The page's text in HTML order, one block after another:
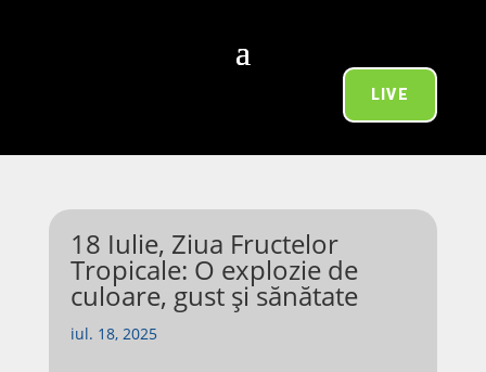
LIVE
18 Iulie, Ziua Fructelor
Tropicale: O explozie de
culoare, gust și sănătate
iul. 18, 2025